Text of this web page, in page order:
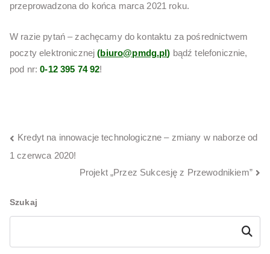
przeprowadzona do końca marca 2021 roku.
W razie pytań – zachęcamy do kontaktu za pośrednictwem
poczty elektronicznej(biuro@pmdg.pl) bądź telefonicznie,
pod nr:0-12 395 74 92!
NAWIGACJA
WPISU
Kredyt na innowacje technologiczne – zmiany w naborze od
1 czerwca 2020!
Projekt „Przez Sukcesję z Przewodnikiem”
Szukaj
Szukaj